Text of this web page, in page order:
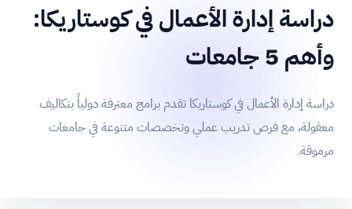
دراسة إدارة الأعمال في كوستاريكا:
وأهم 5 جامعات
دراسة إدارة الأعمال في كوستاريكا تقدم برامج معترفة دولياً بتكاليف
معقولة، مع فرص تدريب عملي وتخصصات متنوعة في جامعات
مرموقة.